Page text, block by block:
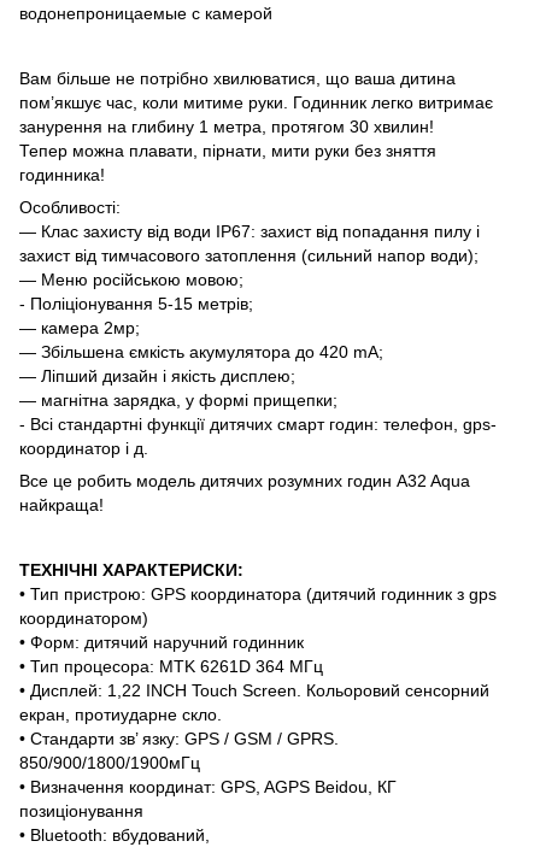
Вам більше не потрібно хвилюватися, що ваша дитина
пом’якшує час, коли митиме руки. Годинник легко витримає
занурення на глибину 1 метра, протягом 30 хвилин!
Тепер можна плавати, пірнати, мити руки без зняття
годинника!
Особливості:
— Клас захисту від води IP67: захист від попадання пилу і
захист від тимчасового затоплення (сильний напор води);
— Меню російською мовою;
- Поліціонування 5-15 метрів;
— камера 2мр;
— Збільшена ємкість акумулятора до 420 mA;
— Ліпший дизайн і якість дисплею;
— магнітна зарядка, у формі прищепки;
- Всі стандартні функції дитячих смарт годин: телефон, gps-
координатор і д.
Все це робить модель дитячих розумних годин A32 Aqua
найкраща!
ТЕХНІЧНІ ХАРАКТЕРИСКИ:
• Тип пристрою: GPS координатора (дитячий годинник з gps
координатором)
• Форм: дитячий наручний годинник
• Тип процесора: MTK 6261D 364 МГц
• Дисплей: 1,22 INCH Touch Screen. Кольоровий сенсорний
екран, протиударне скло.
• Стандарти зв’ язку: GPS / GSM / GPRS.
850/900/1800/1900мГц
• Визначення координат: GPS, AGPS Beidou, КГ
позиціонування
• Bluetooth: вбудований,